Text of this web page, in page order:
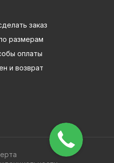
заказ
размерам
оплаты
и возврат